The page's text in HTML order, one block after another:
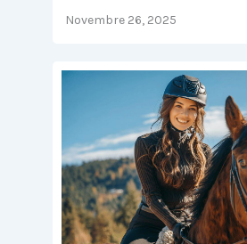
Novembre 26, 2025